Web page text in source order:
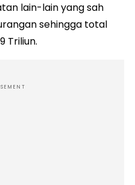
lain-lain yang sah
sehingga total
Triliun.